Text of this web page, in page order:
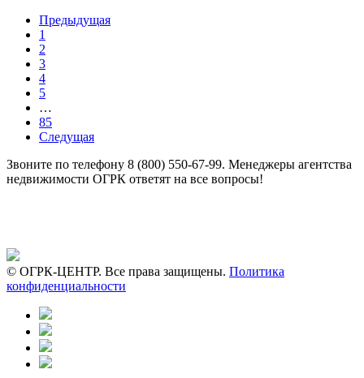
Предыдущая
1
2
3
4
5
…
85
Следущая
Звоните по телефону 8 (800) 550-67-99. Менеджеры агентства
недвижимости ОГРК ответят на все вопросы!
© ОГРК-ЦЕНТР. Все права защищены. Политика
конфиденциальности